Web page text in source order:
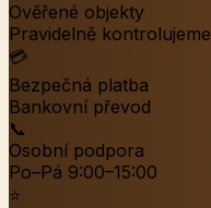
Ověřené objekty
Pravidelně kontrolujeme
💳
Bezpečná platba
Bankovní převod
📞
Osobní podpora
Po–Pá 9:00–15:00
⭐